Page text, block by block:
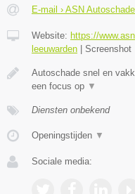
E-mail › ASN
Website: https://
leeuwarden
Screenshot
Autoschade snel en
een focus op ▼
Diensten onbekend
Openingstijden ▼
Sociale media: